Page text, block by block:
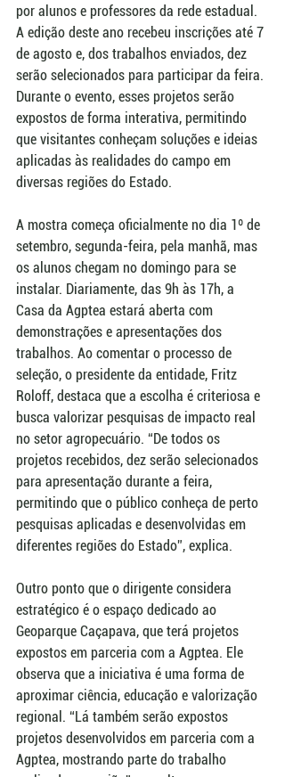
por alunos e professores da rede estadual.
A edição deste ano recebeu inscrições até 7
de agosto e, dos trabalhos enviados, dez
serão selecionados para participar da feira.
Durante o evento, esses projetos serão
expostos de forma interativa, permitindo
que visitantes conheçam soluções e ideias
aplicadas às realidades do campo em
diversas regiões do Estado.
A mostra começa oficialmente no dia 1º de
setembro, segunda-feira, pela manhã, mas
os alunos chegam no domingo para se
instalar. Diariamente, das 9h às 17h, a
Casa da Agptea estará aberta com
demonstrações e apresentações dos
trabalhos. Ao comentar o processo de
seleção, o presidente da entidade, Fritz
Roloff, destaca que a escolha é criteriosa e
busca valorizar pesquisas de impacto real
no setor agropecuário. “De todos os
projetos recebidos, dez serão selecionados
para apresentação durante a feira,
permitindo que o público conheça de perto
pesquisas aplicadas e desenvolvidas em
diferentes regiões do Estado”, explica.
Outro ponto que o dirigente considera
estratégico é o espaço dedicado ao
Geoparque Caçapava, que terá projetos
expostos em parceria com a Agptea. Ele
observa que a iniciativa é uma forma de
aproximar ciência, educação e valorização
regional. “Lá também serão expostos
projetos desenvolvidos em parceria com a
Agptea, mostrando parte do trabalho